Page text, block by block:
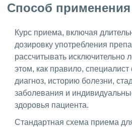
Способ
Курс приема, включая
дозировку употребления
рассчитывать исключительно
этом, как правило, специалист
диагноз, историю болезни,
заболевания и
здоровья пациента.
Стандартная схема приема